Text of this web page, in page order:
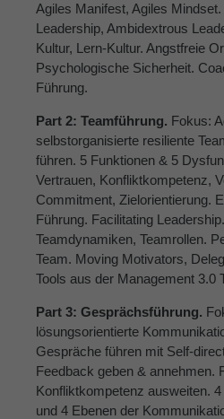
Agiles Manifest, Agiles
Leadership, Ambidextrous
Kultur, Lern-Kultur. Angstfreie
Psychologische Sicherheit.
Führung.
Part 2: Teamführung. Fokus:
selbstorganisierte resiliente
führen. 5 Funktionen & 5
Vertrauen, Konfliktkompetenz,
Commitment, Zielorientierung.
Führung. Facilitating
Teamdynamiken, Teamrollen.
Team. Moving Motivators,
Tools aus der Management 3.0
Part 3: Gesprächsführung.
lösungsorientierte
Gespräche führen mit Self-
Feedback geben & annehmen.
Konfliktkompetenz ausweiten.
und 4 Ebenen der